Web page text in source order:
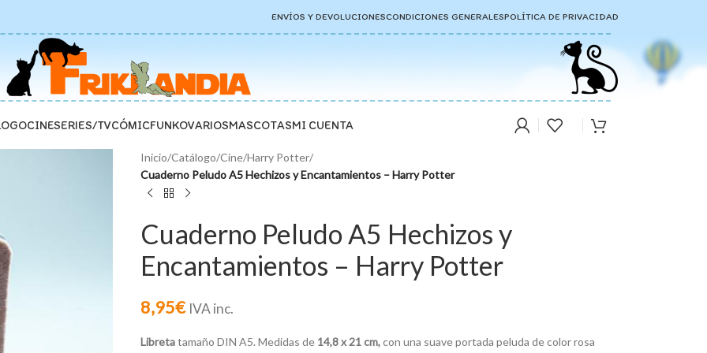
ENVÍOS Y DEVOLUCIONESCONDICIONES GENERALESPOLÍTICA DE PRIVACIDAD
CINESERIES/TVCÓMICFUNKOVARIOSMASCOTASMI CUENTA
Inicio/Catálogo/Cine/Harry Potter/
Cuaderno Peludo A5 Hechizos y Encantamientos – Harry Potter
Cuaderno Peludo A5 Hechizos y
Encantamientos – Harry Potter
8,95€ IVA inc.
Libretatamaño DIN A5. Medidas de14,8 x 21 cm,con una suave portada peluda de color rosa